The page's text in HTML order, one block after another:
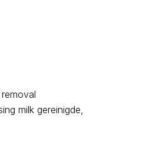
milk gereinigde,